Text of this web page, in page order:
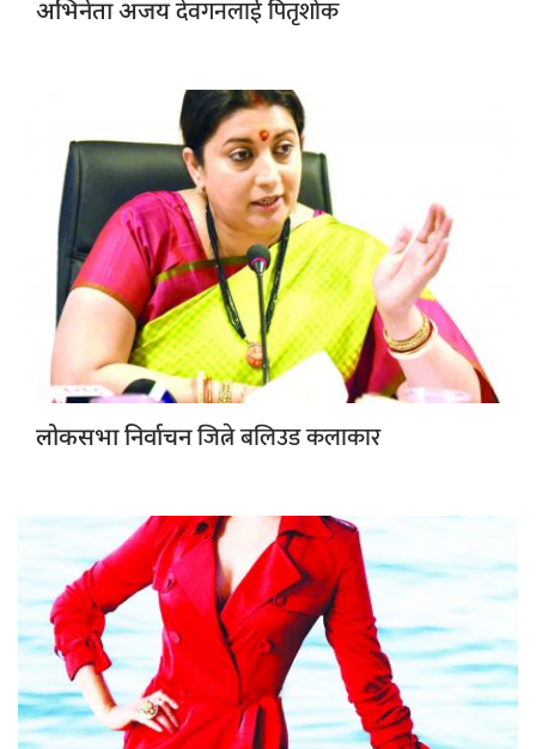
अभिनेता अजयदेवगनलाई पितृशोक
लोकसभा निर्वाचनजित्ने बलिउड कलाकार